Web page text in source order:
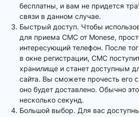
бесплатны, и вам не придется
связи в данном случае.
Быстрый доступ. Чтобы
для приема СМС от Monese,
интересующий телефон. После
в окне регистрации, СМС
хранилище и станет доступным
сайта. Вы сможете прочесть его
оно будет доставлено. Обычно
несколько секунд.
Большой выбор. Для вас